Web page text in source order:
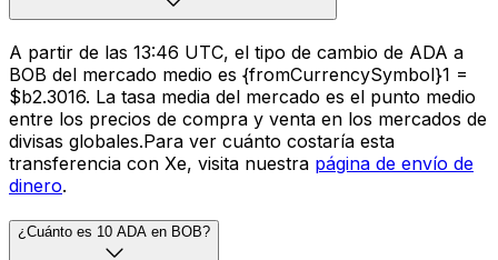
A partir de las 13:46 UTC, el tipo de cambio de ADA a
BOB del mercado medio es {fromCurrencySymbol}1 =
$b2.3016. La tasa media del mercado es el punto medio
entre los precios de compra y venta en los mercados de
divisas globales.Para ver cuánto costaría esta
transferencia con Xe, visita nuestra página de envío de
dinero.
¿Cuánto es 10 ADA en BOB?